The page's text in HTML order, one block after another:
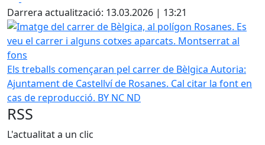
Darrera actualització: 13.03.2026 | 13:21
Imatge del carrer de Bèlgica, al polígon Rosanes. Es
Els treballs començaran pel carrer de Bèlgica Autoria:
Ajuntament de Castellví de Rosanes. Cal citar la font en
cas de reproducció. BY NC ND
RSS
L'actualitat a un clic